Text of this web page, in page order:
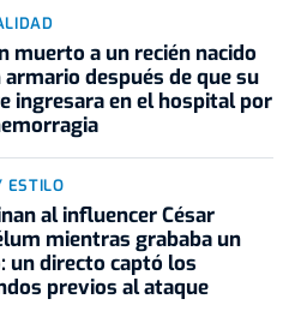
muerto a un recién nacido
armario después de que su
ingresara en el hospital por
ESTILO
al influencer César
mientras grababa un
un directo captó los
previos al ataque